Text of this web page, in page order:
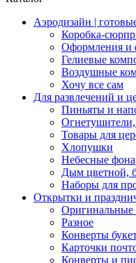
Аэродизайн |
Коробка-
Оформления и
Гелиевые
Воздушные
Хочу все сам
Для развлечений и
Пиньяты и
Огнетушители,
Товары для
Хлопушки
Небесные
Дым цветной,
Наборы для
Открытки и
Оригинальные
Разное
Конверты
Карточки
Конверты и